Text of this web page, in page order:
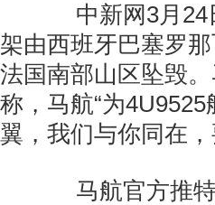
中新网3月24
架由西班牙巴塞罗
法国南部山区坠毁
称，马航“为
翼，我们与你同在，
马航官方推特